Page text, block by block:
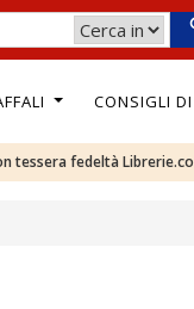
CONSIGLI
tessera fedeltà